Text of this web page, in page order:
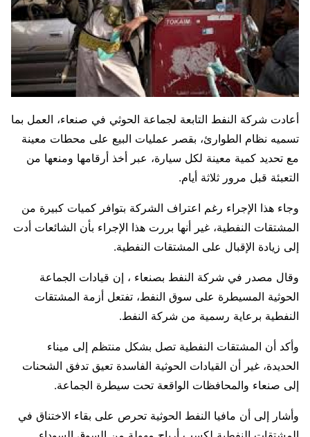
أعادت شركة النفط التابعة لجماعة الحوثي في صنعاء، العمل بما
تسميه نظام الطوارئ، بقصر عمليات البيع على محطات معينة
مع تحديد كمية معينة لكل سيارة، عبر أخذ أرقامها ومنعها من
التعبئة قبل مرور ثلاثة أيام.
وجاء هذا الإجراء رغم اعتراف الشركة بتوافر كميات كبيرة من
المشتقات النفطية، غير أنها بررت هذا الإجراء بأن الشائعات أدت
إلى زيادة الإقبال على المشتقات النفطية.
وقال مصدر في شركة النفط بصنعاء ، إن قيادات الجماعة
الحوثية المسيطرة على سوق النفط، تفتعل أزمة المشتقات
النفطية برعاية رسمية من شركة النفط.
وأكد أن المشتقات النفطية تصل بشكل منتظم إلى ميناء
الحديدة، غير أن القيادات الحوثية الفاسدة تعيق تدفق الشحنات
إلى صنعاء والمحافظات الواقعة تحت سيطرة الجماعة.
وأشار إلى أن مافيا النفط الحوثية تحرص على بقاء الاختناق في